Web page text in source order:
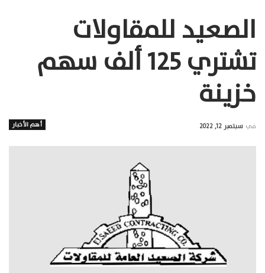
الصعيد للمقاولات
تشتري 125 ألف سهم
خزينة
أهم الأخبار في سبتمبر 12, 2022